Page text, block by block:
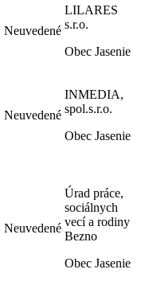
Neuvedené
LILARES
s.r.o.
Obec Jasenie
Neuvedené
INMEDIA,
spol.s.r.o.
Obec Jasenie
Neuvedené
Úrad práce,
sociálnych
vecí a rodiny
Bezno
Obec Jasenie